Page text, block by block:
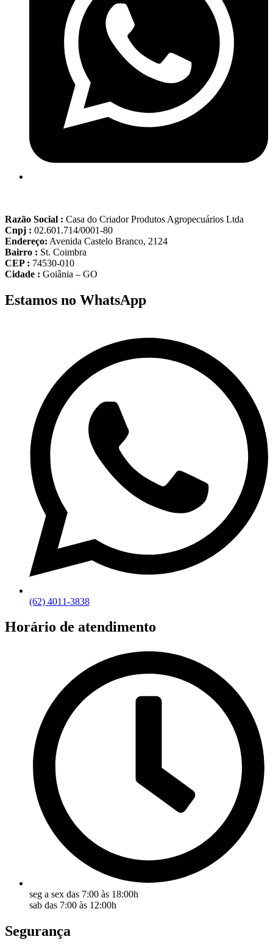
Razão Social : Casa do Criador Produtos Agropecuários Ltda
Cnpj : 02.601.714/0001-80
Endereço: Avenida Castelo Branco, 2124
Bairro : St. Coimbra
CEP : 74530-010
Cidade : Goiânia – GO
Estamos no WhatsApp
(62) 4011-3838
Horário de atendimento
seg a sex das 7:00 às 18:00h
sab das 7:00 às 12:00h
Segurança